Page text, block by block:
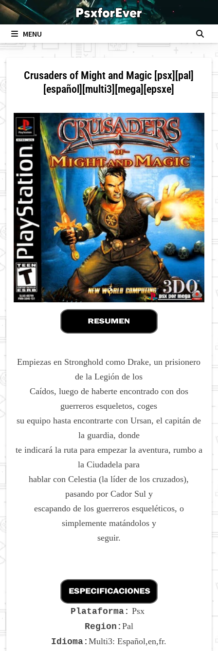
Skip
to
contentMENU
Crusaders of Might and Magic [psx][pal]
[español][multi3][mega][epsxe]
Empiezas en Stronghold como Drake, un prisionero
de la Legión de los
Caídos, luego de haberte encontrado con dos
guerreros esqueletos, coges
su equipo hasta encontrarte con Ursan, el capitán de
la guardia, donde
te indicará la ruta para empezar la aventura, rumbo a
la Ciudadela para
hablar con Celestia (la líder de los cruzados),
pasando por Cador Sul y
escapando de los guerreros esqueléticos, o
simplemente matándolos y
seguir.
Plataforma: Psx
Region: Pal
Idioma:Multi3: Español,en,fr.